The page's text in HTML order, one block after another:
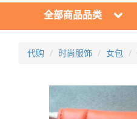
全部商品品类
代购 时尚服饰 女包